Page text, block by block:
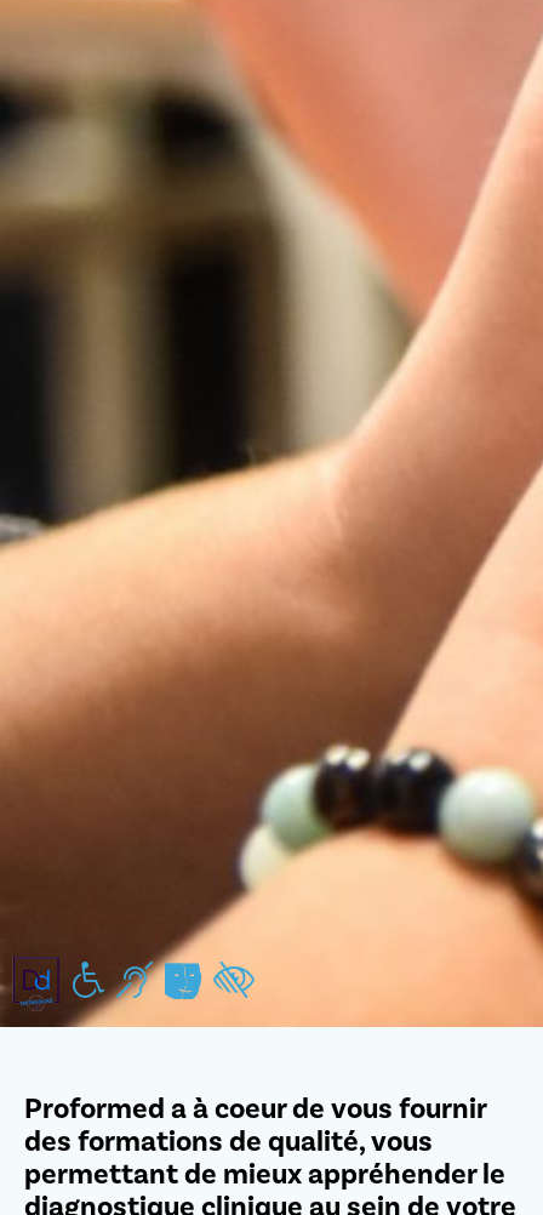
Handicap moteur
Handicap auditif
Handicap mental/pychiques
Handicap visuel
Proformed a à coeur de vous fournir
des formations de qualité, vous
permettant de mieux appréhender le